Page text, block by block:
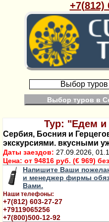
+7(812)
Выбор
Выбор туров в
Тур: "Едем
Сербия, Босния и
экскурсиями. вкусными
Даты заездов: 27.09.2026,
Цена: от 94816 руб. (€ 969)
Напишите Ваши
и менеджер фирмы
Вами.
Наши телефоны:
+7(812) 603-27-27
+79119065256
+7(800)500-12-92